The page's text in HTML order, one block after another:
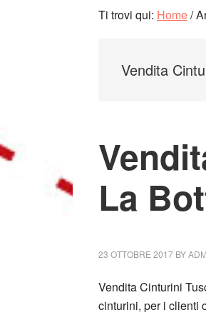
Ti trovi qui: Home/
Vendita
La
23 OTTOBRE 2017 BY
Vendita Cinturini
cinturini, per i clienti